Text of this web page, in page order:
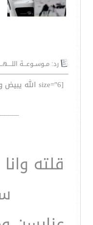
رد: مــوســوعـــة
[size="6 الله يبيض وجهك والموضوع لهنت يا الامير
قلته